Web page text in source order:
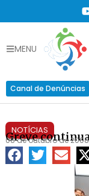
MENU
Canal de Denúncias
NOTÍCIAS
Greve
08 de outubro de 2008